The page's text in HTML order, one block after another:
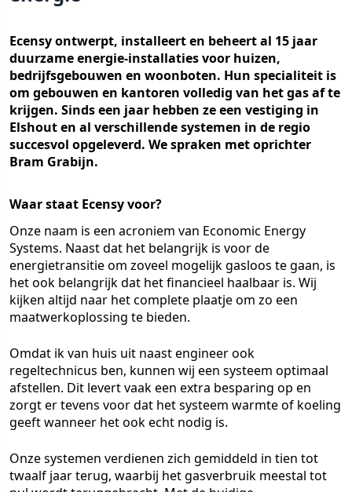
Ecensy ontwerpt, installeert en beheert al 15 jaar
duurzame energie-installaties voor huizen,
bedrijfsgebouwen en woonboten. Hun specialiteit is
om gebouwen en kantoren volledig van het gas af te
krijgen. Sinds een jaar hebben ze een vestiging in
Elshout en al verschillende systemen in de regio
succesvol opgeleverd. We spraken met oprichter
Bram Grabijn.
Waar staat Ecensy voor?
Onze naam is een acroniem van Economic Energy
Systems. Naast dat het belangrijk is voor de
energietransitie om zoveel mogelijk gasloos te gaan, is
het ook belangrijk dat het financieel haalbaar is. Wij
kijken altijd naar het complete plaatje om zo een
maatwerkoplossing te bieden.
Omdat ik van huis uit naast engineer ook
regeltechnicus ben, kunnen wij een systeem optimaal
afstellen. Dit levert vaak een extra besparing op en
zorgt er tevens voor dat het systeem warmte of koeling
geeft wanneer het ook echt nodig is.
Onze systemen verdienen zich gemiddeld in tien tot
twaalf jaar terug, waarbij het gasverbruik meestal tot